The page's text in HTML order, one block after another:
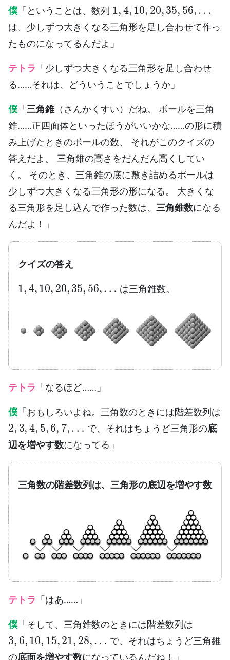
僕 「ということは、数列
は、少しずつ大きくなる三角形を足し合わせて作っ
たものになってるんだよ」
テトラ 「少しずつ大きくなる三角形を足し合わせ
る……それは、どういうことでしょうか」
僕 「三角錐 （さんかくすい）だね。 ボールを三角
錐……正四面体といったほうがいいかな……の形に積
み上げたときのボールの数、 それがこのクイズの
答えだよ。 三角錐の高さをだんだん高くしてい
く。 そのとき、三角錐の底に敷き詰めるボールは
少しずつ大きくなる三角形の形になる。 大きくな
る三角形を足し込んで作った数は、 三角錐数になる
んだよ！」
クイズの答え
は三角錐数。
テトラ 「なるほど……」
僕 「おもしろいよね。三角数のときには階差数列は
2,3 4, 5,6,7,…
で、それはちょうど三角形の底
辺を増やす数になってる」
三角数の階差数列は、三角形の底辺を増やす数
テトラ 「はあ……」
僕 「そして、三角錐数のときには階差数列は
3,6 10,15, 21,28,…
で、それはちょうど三角錐
の底面を増やす数になっているんだね！」